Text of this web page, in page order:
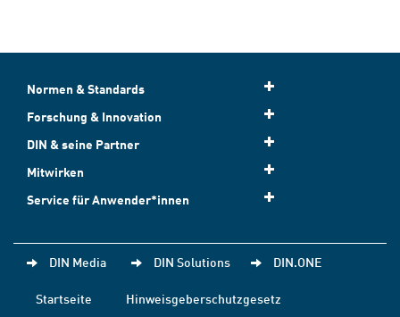
Normen & Standards
Forschung & Innovation
DIN & seine Partner
Mitwirken
Service für Anwender*innen
DIN Media DIN Solutions DIN.ONE
Startseite
Hinweisgeberschutzgesetz